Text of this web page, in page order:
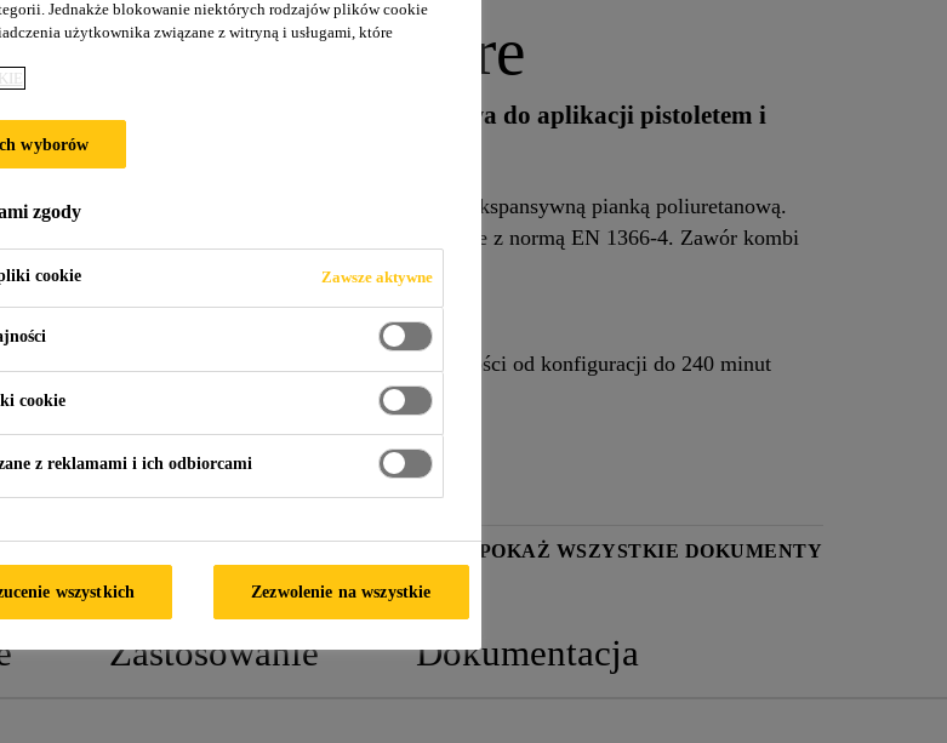
Boom®-420 Fire
ekspansywna pianka poliuretanowa do aplikacji pistoletem i
420 Fire jest jednoskładnikową, ognioodporną, ekspansywną pianką poliuretanową.
wymagania odporności ogniowej do 240 minut zgodnie z normą EN 1366-4. Zawór kombi
aplikację pistoletem lub dyszą.
ogniowa zgodnie z normą EN 1366-4 w zależności od konfiguracji do 240 minut
kombi do aplikacji pistoletem lub dyszą
POKAŻ WSZYSTKIE DOKUMENTY
Zastosowanie Dokumentacja
Jednakże blokowanie niektórych rodzajów plików cookie
użytkownika związane z witryną i usługami, które
wyborów
zgody
cookie Zawsze aktywne
cookie
z reklamami i ich odbiorcami
wszystkich Zezwolenie na wszystkie